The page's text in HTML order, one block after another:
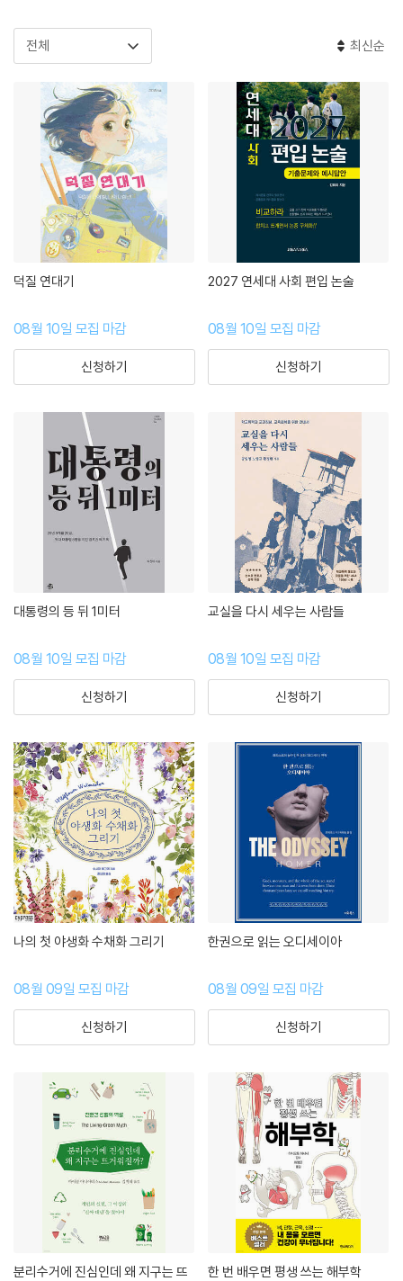
최신순
덕질 연대기
08월 10일 모집 마감
신청하기
2027 연세대 사회 편입 논술
08월 10일 모집 마감
신청하기
대통령의 등 뒤 1미터
08월 10일 모집 마감
신청하기
교실을 다시 세우는 사람들
08월 10일 모집 마감
신청하기
나의 첫 야생화 수채화 그리기
08월 09일 모집 마감
신청하기
한권으로 읽는 오디세이아
08월 09일 모집 마감
신청하기
분리수거에 진심인데 왜 지구는 뜨
한 번 배우면 평생 쓰는 해부학